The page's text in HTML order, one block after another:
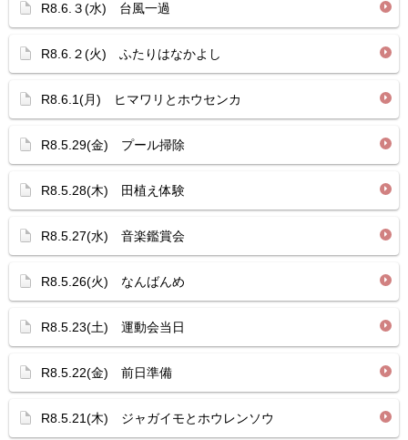
R8.6.３(水) 台風一過
R8.6.２(火) ふたりはなかよし
R8.6.1(月) ヒマワリとホウセンカ
R8.5.29(金) プール掃除
R8.5.28(木) 田植え体験
R8.5.27(水) 音楽鑑賞会
R8.5.26(火) なんばんめ
R8.5.23(土) 運動会当日
R8.5.22(金) 前日準備
R8.5.21(木) ジャガイモとホウレンソウ